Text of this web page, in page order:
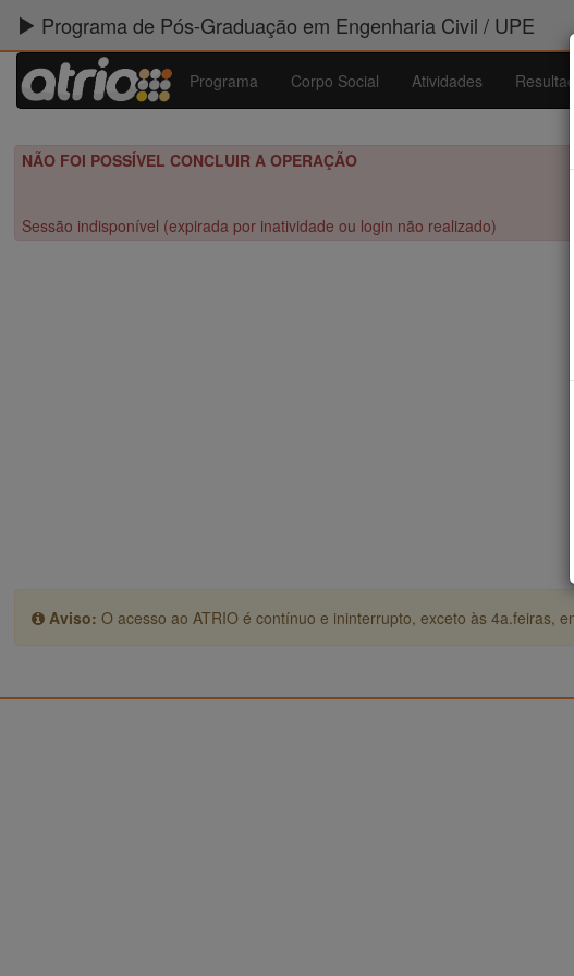
Programa de Pós-Graduação em Engenharia Civil / UPE
Programa Corpo Social Atividades
NÃO FOI POSSÍVEL CONCLUIR A OPERAÇÃO
Sessão indisponível (expirada por inatividade ou login não realizado)
Aviso: O acesso ao ATRIO é contínuo e ininterrupto, exceto às 4a.feiras,